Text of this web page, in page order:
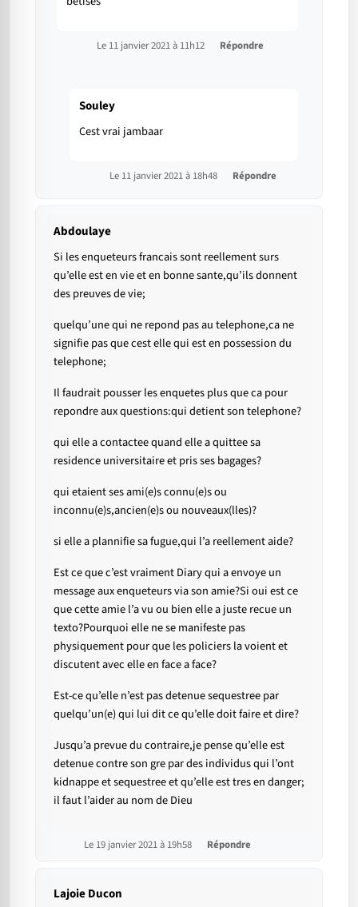
Le 11 janvier 2021 à 11h12 Répondre
Souley
Cest vrai jambaar
Le 11 janvier 2021 à 18h48 Répondre
Abdoulaye
Si les enqueteurs francais sont reellement surs
qu’elle est en vie et en bonne sante,qu’ils donnent
des preuves de vie;
quelqu’une qui ne repond pas au telephone,ca ne
signifie pas que cest elle qui est en possession du
telephone;
Il faudrait pousser les enquetes plus que ca pour
repondre aux questions:qui detient son telephone?
qui elle a contactee quand elle a quittee sa
residence universitaire et pris ses bagages?
qui etaient ses ami(e)s connu(e)s ou
inconnu(e)s,ancien(e)s ou nouveaux(lles)?
si elle a plannifie sa fugue,qui l’a reellement aide?
Est ce que c’est vraiment Diary qui a envoye un
message aux enqueteurs via son amie?Si oui est ce
que cette amie l’a vu ou bien elle a juste recue un
texto?Pourquoi elle ne se manifeste pas
physiquement pour que les policiers la voient et
discutent avec elle en face a face?
Est-ce qu’elle n’est pas detenue sequestree par
quelqu’un(e) qui lui dit ce qu’elle doit faire et dire?
Jusqu’a prevue du contraire,je pense qu’elle est
detenue contre son gre par des individus qui l’ont
kidnappe et sequestree et qu’elle est tres en danger;
il faut l’aider au nom de Dieu
Le 19 janvier 2021 à 19h58 Répondre
Lajoie Ducon